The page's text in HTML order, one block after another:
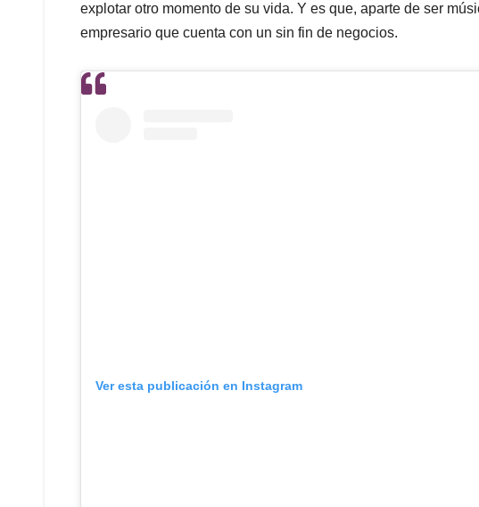
explotar otro momento de su vida. Y es que, aparte de ser
empresario que cuenta con un sin fin de negocios.
Ver esta publicación en Instagram